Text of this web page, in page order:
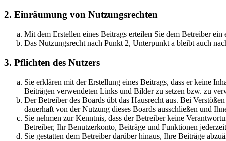
2. Einräumung von Nutzungsrechten
Mit dem Erstellen eines Beitrags erteilen Sie dem Betreiber
Das Nutzungsrecht nach Punkt 2, Unterpunkt a bleibt auch
3. Pflichten des Nutzers
Sie erklären mit der Erstellung eines Beitrags, dass er keine
Beiträgen verwendeten Links und Bilder zu setzen bzw. zu
Der Betreiber des Boards übt das Hausrecht aus. Bei
dauerhaft von der Nutzung dieses Boards ausschließen und
Sie nehmen zur Kenntnis, dass der Betreiber keine
Betreiber, Ihr Benutzerkonto, Beiträge und Funktionen
Sie gestatten dem Betreiber darüber hinaus, Ihre Beiträge